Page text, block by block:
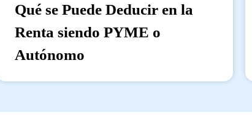
Qué se Puede Deducir en la
Renta siendo PYME o
Autónomo